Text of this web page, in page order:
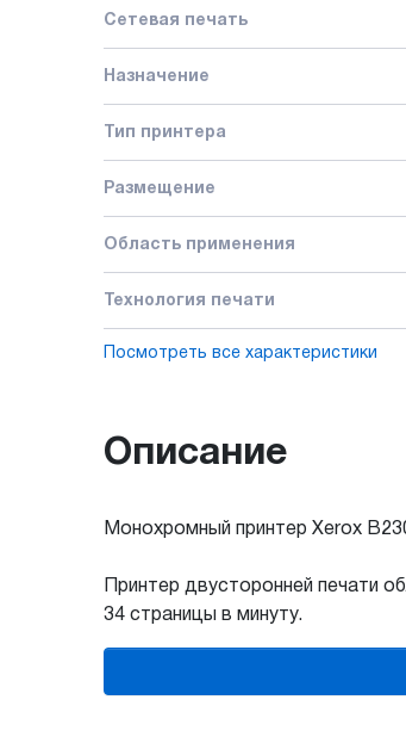
Сетевая печать
Назначение
Тип принтера
Размещение
Область применения
Технология печати
Посмотреть все характеристики
Описание
Монохромный принтер Xerox
Принтер двусторонней печати
34 страницы в минуту.